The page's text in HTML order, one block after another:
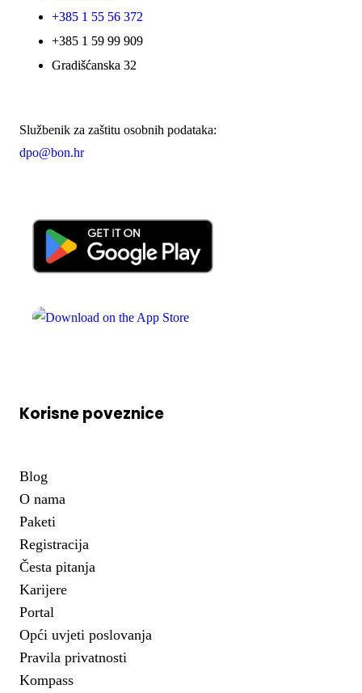
+385 1 55 56 372
+385 1 59 99 909
Gradišćanska 32
Službenik za zaštitu osobnih podataka:
dpo@bon.hr
Korisne poveznice
Blog
O nama
Paketi
Registracija
Česta pitanja
Karijere
Portal
Opći uvjeti poslovanja
Pravila privatnosti
Kompass